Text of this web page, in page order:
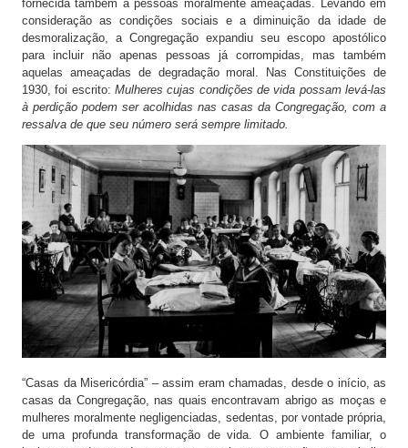
fornecida também a pessoas moralmente ameaçadas. Levando em
consideração as condições sociais e a diminuição da idade de
desmoralização, a Congregação expandiu seu escopo apostólico
para incluir não apenas pessoas já corrompidas, mas também
aquelas ameaçadas de degradação moral. Nas Constituições de
1930, foi escrito: Mulheres cujas condições de vida possam levá-las
à perdição podem ser acolhidas nas casas da Congregação, com a
ressalva de que seu número será sempre limitado.
“Casas da Misericórdia” – assim eram chamadas, desde o início, as
casas da Congregação, nas quais encontravam abrigo as moças e
mulheres moralmente negligenciadas, sedentas, por vontade própria,
de uma profunda transformação de vida. O ambiente familiar, o